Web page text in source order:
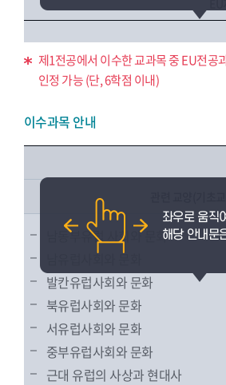
제1전공에서 이수한 교과목 중 EU전공
인정 가능 (단, 6학점 이내)
이수과목 안내
남동부유럽 사회와 문화
남유럽사회와 문화
발칸유럽사회와 문화
북유럽사회와 문화
서유럽사회와 문화
중부유럽사회와 문화
근대 유럽의 사상과 현대사